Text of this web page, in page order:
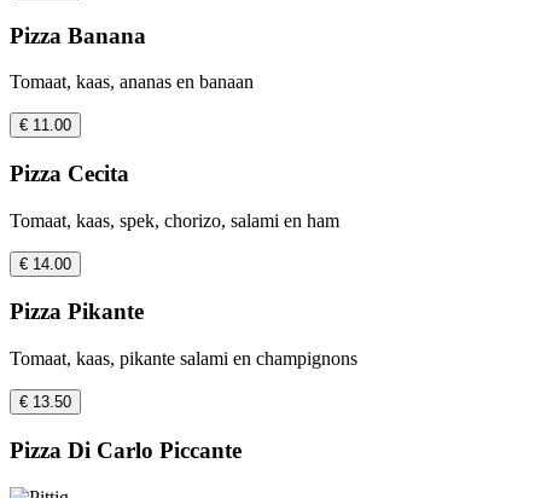
Pizza Banana
Tomaat, kaas, ananas en banaan
€ 11.00
Pizza Cecita
Tomaat, kaas, spek, chorizo, salami en ham
€ 14.00
Pizza Pikante
Tomaat, kaas, pikante salami en champignons
€ 13.50
Pizza Di Carlo Piccante